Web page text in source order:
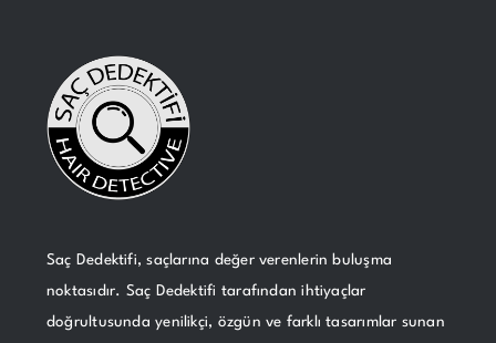
Saç Dedektifi, saçlarına değer verenlerin buluşma
noktasıdır. Saç Dedektifi tarafından ihtiyaçlar
doğrultusunda yenilikçi, özgün ve farklı tasarımlar sunan